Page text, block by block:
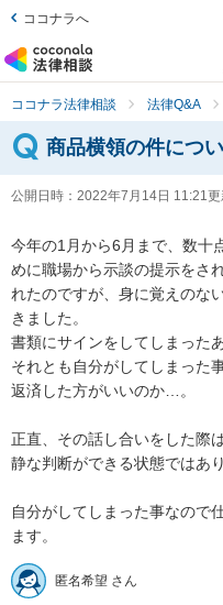
ココナラへ
ココナラ法律相談 法律Q&A
商品横領の件につい
公開日時： 2022年7月14日 11:21更
今年の1月から6月まで、数十
めに職場から示談の提示をさ
れたのですが、身に覚えのな
きました。
書類にサインをしてしまった
それとも自分がしてしまった
返済した方がいいのか…。
正直、その話し合いをした際
静な判断ができる状態ではあ
自分がしてしまった事なので
ます。
匿名希望 さん